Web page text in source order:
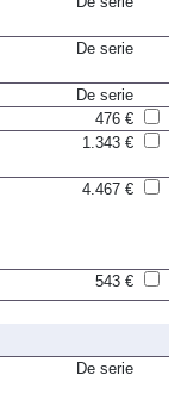
De serie
476 €
543 €